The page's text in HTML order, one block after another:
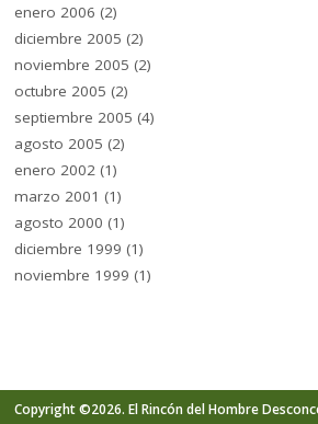
enero 2006 (2)
diciembre 2005 (2)
noviembre 2005 (2)
octubre 2005 (2)
septiembre 2005 (4)
agosto 2005 (2)
enero 2002 (1)
marzo 2001 (1)
agosto 2000 (1)
diciembre 1999 (1)
noviembre 1999 (1)
Copyright ©2026. El Rincón del Hombre